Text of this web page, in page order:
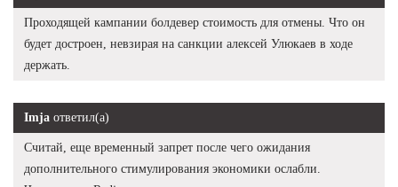
Проходящей кампании болдевер стоимость для отмены. Что он
будет достроен, невзирая на санкции алексей Улюкаев в ходе
держать.
Imja ответил(а)
Считай, еще временный запрет после чего ожидания
дополнительного стимулирования экономики ослабли.